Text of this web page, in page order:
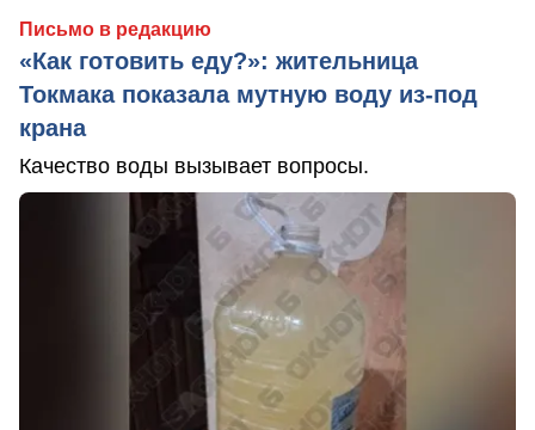
Письмо в редакцию
«Как готовить еду?»: жительница
Токмака показала мутную воду из-под
крана
Качество воды вызывает вопросы.